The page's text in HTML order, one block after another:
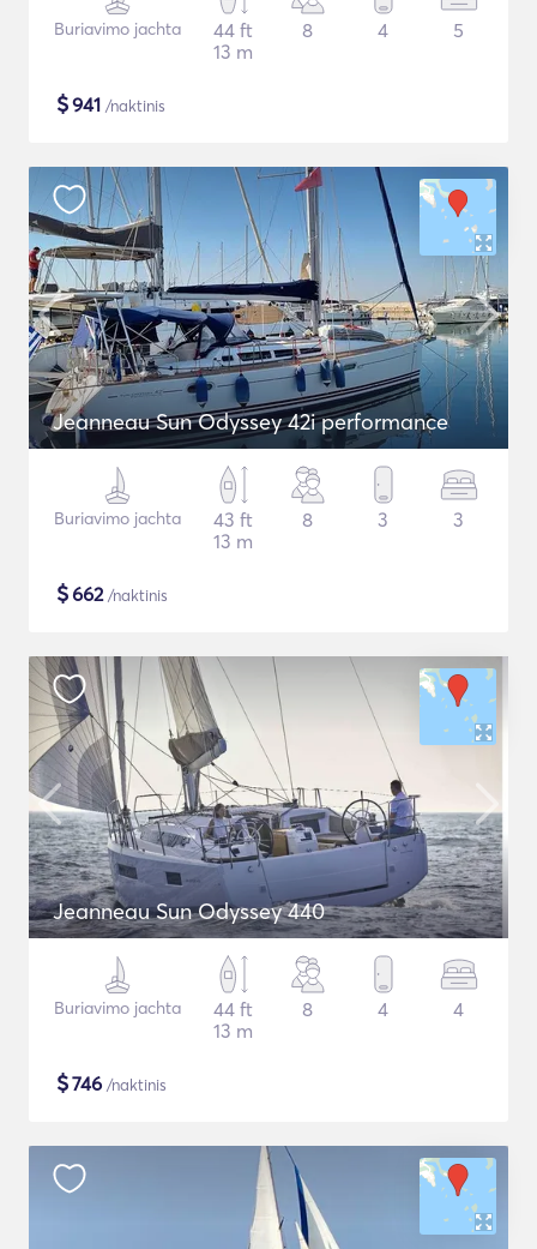
Buriavimo jachta
44 ft
13 m
8 4 5
$941 /naktinis
Jeanneau Sun Odyssey 42i performance
Buriavimo jachta
43 ft
13 m
8 3 3
$662/naktinis
Jeanneau Sun Odyssey 440
Buriavimo jachta
44 ft
13 m
8 4 4
$746 /naktinis